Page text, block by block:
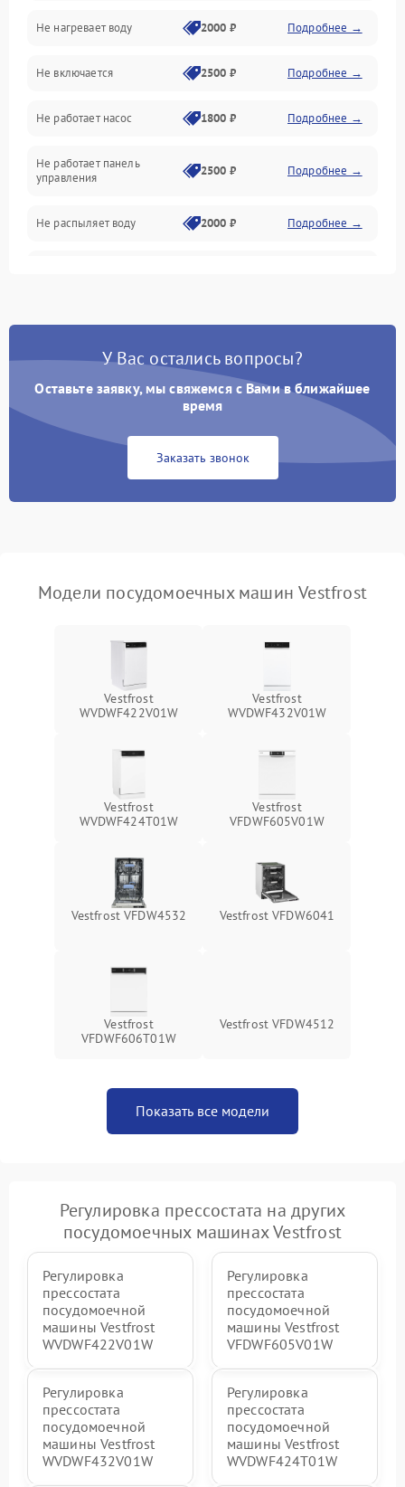
Датчики
Нагрев
Вода
Гигиена
Программное обеспечение
Не нагревает воду 2000 ₽ Подробнее →
Не включается 2500 ₽ Подробнее →
Не работает насос 1800 ₽ Подробнее →
Не работает панель
управления
2500 ₽ Подробнее →
Не распыляет воду 2000 ₽ Подробнее →
Проблемы с набором
Не работает сушилка 2100 ₽ Подробнее →
Сбои в работе таймера 1700 ₽
У Вас остались вопросы?
Оставьте заявку, мы свяжемся с Вами в ближайшее
время
Заказать звонок
Модели посудомоечных машин Vestfrost
Vestfrost
WVDWF422V01W
Vestfrost
WVDWF432V01W
Vestfrost
WVDWF424T01W
Vestfrost
VFDWF605V01W
Vestfrost VFDW4532 Vestfrost VFDW6041
Vestfrost
VFDWF606T01W
Vestfrost VFDW4512
Показать все модели
Регулировка прессостата на других
посудомоечных машинах Vestfrost
Регулировка
прессостата
посудомоечной
машины Vestfrost
WVDWF422V01W
Регулировка
прессостата
посудомоечной
машины Vestfrost
VFDWF605V01W
Регулировка
прессостата
посудомоечной
машины Vestfrost
WVDWF432V01W
Регулировка
прессостата
посудомоечной
машины Vestfrost
WVDWF424T01W